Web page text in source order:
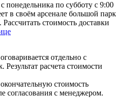
понедельника по субботу с 9:00
в своём арсенале большой парк
стоимость доставки
отдельно с
расчета стоимости
стоимость
согласования с менеджером.